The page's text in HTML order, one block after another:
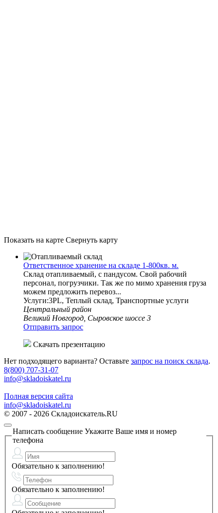
Показать на карте Свернуть карту
Ответственное хранение на складе 1-800кв. м.
Склад отапливаемый, с пандусом. Свой рабочий
персонал, погрузчики. Так же по мимо хранения груза
можем предложить перевоз...
Услуги:3PL, Теплый склад, Транспортные услуги
Центральный район
Великий Новгород, Сыровское шоссе 3
Отправить запрос
Скачать презентацию
Нет подходящего варианта? Оставьте запрос на поиск склада.
8(800) 707-31-07
info@skladoiskatel.ru
Полная версия сайта
info@skladoiskatel.ru
© 2007 - 2026 Складоискатель.RU
Написать сообщение Укажите Ваше имя и номер
телефона
Обязательно к заполнению!
Обязательно к заполнению!